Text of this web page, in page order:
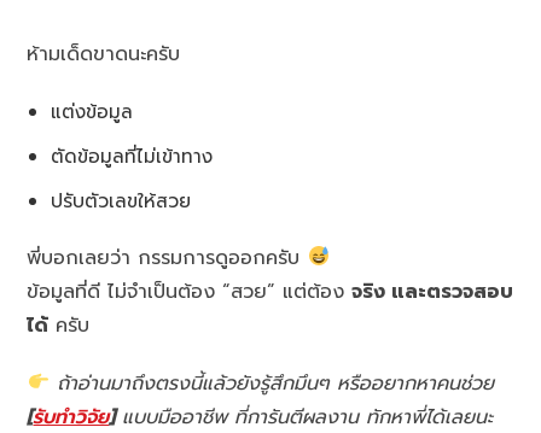
ห้ามเด็ดขาดนะครับ
แต่งข้อมูล
ตัดข้อมูลที่ไม่เข้าทาง
ปรับตัวเลขให้สวย
พี่บอกเลยว่า กรรมการดูออกครับ
ข้อมูลที่ดี ไม่จำเป็นต้อง “สวย” แต่ต้องจริง และตรวจสอบ
ได้ ครับ
ถ้าอ่านมาถึงตรงนี้แล้วยังรู้สึกมึนๆ หรืออยากหาคนช่วย
[รับทำวิจัย]แบบมืออาชีพ ที่การันตีผลงาน ทักหาพี่ได้เลยนะ